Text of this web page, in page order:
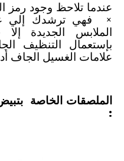
عندما تلاحظ وجود رمز
× فهي ترشدك إلي
الملابس الجديدة
بإستعمال التنظيف
علامات الغسيل الجاف
الملصقات الخاصة
: